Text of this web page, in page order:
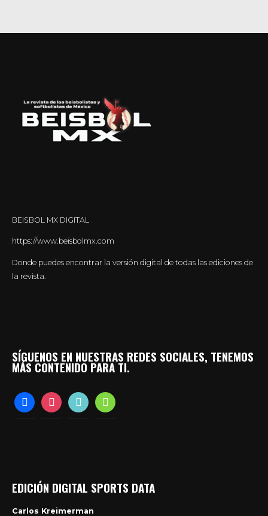
BEISBOL MX DIGITAL
https://www.beisbolmx.com
Donde puedes encontrar la versión digital de todas las ediciones de
la revista.
SÍGUENOS EN NUESTRAS REDES SOCIALES, TENEMOS
MÁS CONTENIDO PARA TI.
facebookinstagramtiktok whatsapp
EDICIÓN DIGITAL SPORTS DATA
Carlos Kreimerman